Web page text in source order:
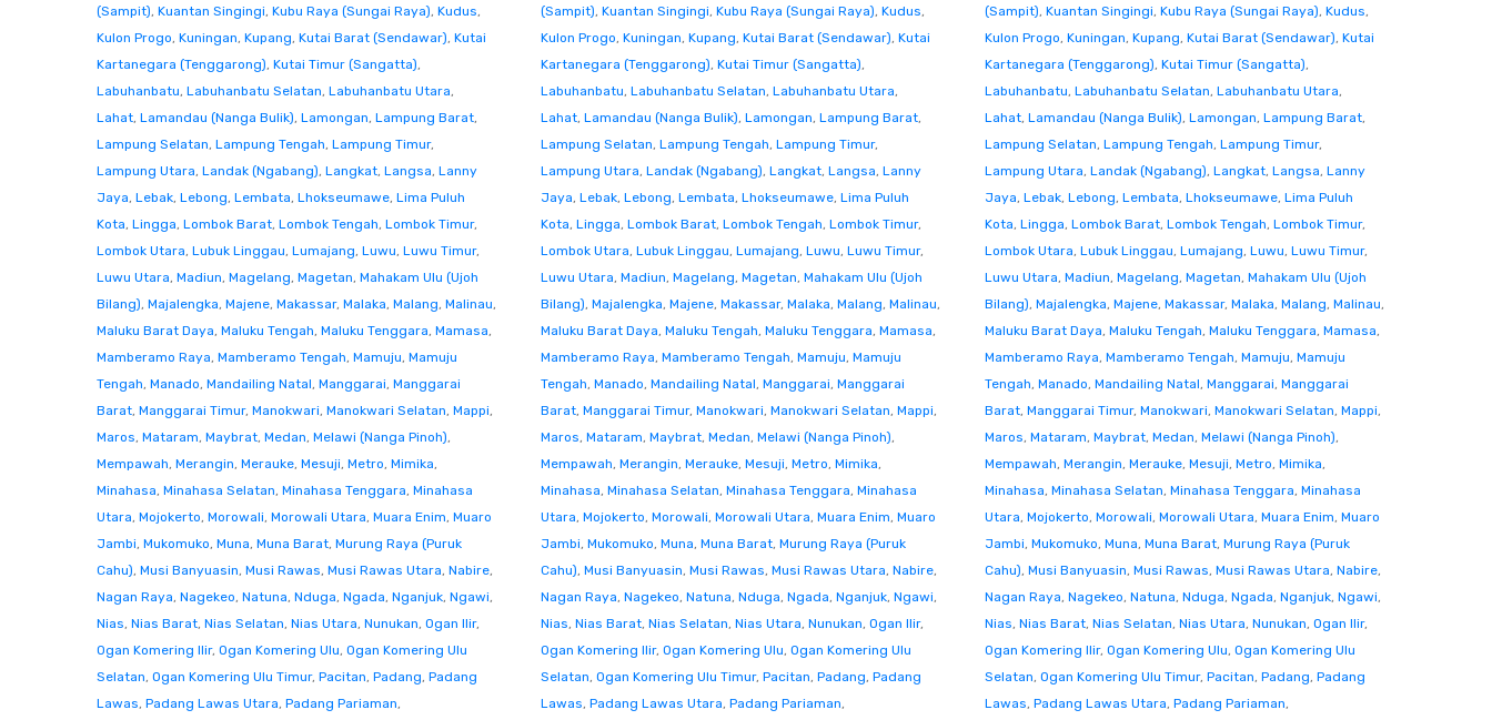
(Sampit), Kuantan Singingi, Kubu Raya (Sungai Raya), Kudus,
Kulon Progo, Kuningan, Kupang, Kutai Barat (Sendawar), Kutai
Kartanegara (Tenggarong), Kutai Timur (Sangatta),
Labuhanbatu, Labuhanbatu Selatan, Labuhanbatu Utara,
Lahat, Lamandau (Nanga Bulik), Lamongan, Lampung Barat,
Lampung Selatan, Lampung Tengah, Lampung Timur,
Lampung Utara, Landak (Ngabang), Langkat, Langsa, Lanny
Jaya, Lebak, Lebong, Lembata, Lhokseumawe, Lima Puluh
Kota, Lingga, Lombok Barat, Lombok Tengah, Lombok Timur,
Lombok Utara, Lubuk Linggau, Lumajang, Luwu, Luwu Timur,
Luwu Utara, Madiun, Magelang, Magetan, Mahakam Ulu (Ujoh
Bilang), Majalengka, Majene, Makassar, Malaka, Malang, Malinau,
Maluku Barat Daya, Maluku Tengah, Maluku Tenggara, Mamasa,
Mamberamo Raya, Mamberamo Tengah, Mamuju, Mamuju
Tengah, Manado, Mandailing Natal, Manggarai, Manggarai
Barat, Manggarai Timur, Manokwari, Manokwari Selatan, Mappi,
Maros, Mataram, Maybrat, Medan, Melawi (Nanga Pinoh),
Mempawah, Merangin, Merauke, Mesuji, Metro, Mimika,
Minahasa, Minahasa Selatan, Minahasa Tenggara, Minahasa
Utara, Mojokerto, Morowali, Morowali Utara, Muara Enim, Muaro
Jambi, Mukomuko, Muna, Muna Barat, Murung Raya (Puruk
Cahu), Musi Banyuasin, Musi Rawas, Musi Rawas Utara, Nabire,
Nagan Raya, Nagekeo, Natuna, Nduga, Ngada, Nganjuk, Ngawi,
Nias, Nias Barat, Nias Selatan, Nias Utara, Nunukan, Ogan Ilir,
Ogan Komering Ilir, Ogan Komering Ulu, Ogan Komering Ulu
Selatan, Ogan Komering Ulu Timur, Pacitan, Padang, Padang
Lawas, Padang Lawas Utara, Padang Pariaman,
(Sampit), Kuantan Singingi, Kubu Raya (Sungai Raya), Kudus,
Kulon Progo, Kuningan, Kupang, Kutai Barat (Sendawar), Kutai
Kartanegara (Tenggarong), Kutai Timur (Sangatta),
Labuhanbatu, Labuhanbatu Selatan, Labuhanbatu Utara,
Lahat, Lamandau (Nanga Bulik), Lamongan, Lampung Barat,
Lampung Selatan, Lampung Tengah, Lampung Timur,
Lampung Utara, Landak (Ngabang), Langkat, Langsa, Lanny
Jaya, Lebak, Lebong, Lembata, Lhokseumawe, Lima Puluh
Kota, Lingga, Lombok Barat, Lombok Tengah, Lombok Timur,
Lombok Utara, Lubuk Linggau, Lumajang, Luwu, Luwu Timur,
Luwu Utara, Madiun, Magelang, Magetan, Mahakam Ulu (Ujoh
Bilang), Majalengka, Majene, Makassar, Malaka, Malang, Malinau,
Maluku Barat Daya, Maluku Tengah, Maluku Tenggara, Mamasa,
Mamberamo Raya, Mamberamo Tengah, Mamuju, Mamuju
Tengah, Manado, Mandailing Natal, Manggarai, Manggarai
Barat, Manggarai Timur, Manokwari, Manokwari Selatan, Mappi,
Maros, Mataram, Maybrat, Medan, Melawi (Nanga Pinoh),
Mempawah, Merangin, Merauke, Mesuji, Metro, Mimika,
Minahasa, Minahasa Selatan, Minahasa Tenggara, Minahasa
Utara, Mojokerto, Morowali, Morowali Utara, Muara Enim, Muaro
Jambi, Mukomuko, Muna, Muna Barat, Murung Raya (Puruk
Cahu), Musi Banyuasin, Musi Rawas, Musi Rawas Utara, Nabire,
Nagan Raya, Nagekeo, Natuna, Nduga, Ngada, Nganjuk, Ngawi,
Nias, Nias Barat, Nias Selatan, Nias Utara, Nunukan, Ogan Ilir,
Ogan Komering Ilir, Ogan Komering Ulu, Ogan Komering Ulu
Selatan, Ogan Komering Ulu Timur, Pacitan, Padang, Padang
Lawas, Padang Lawas Utara, Padang Pariaman,
(Sampit), Kuantan Singingi, Kubu Raya (Sungai Raya), Kudus,
Kulon Progo, Kuningan, Kupang, Kutai Barat (Sendawar), Kutai
Kartanegara (Tenggarong), Kutai Timur (Sangatta),
Labuhanbatu, Labuhanbatu Selatan, Labuhanbatu Utara,
Lahat, Lamandau (Nanga Bulik), Lamongan, Lampung Barat,
Lampung Selatan, Lampung Tengah, Lampung Timur,
Lampung Utara, Landak (Ngabang), Langkat, Langsa, Lanny
Jaya, Lebak, Lebong, Lembata, Lhokseumawe, Lima Puluh
Kota, Lingga, Lombok Barat, Lombok Tengah, Lombok Timur,
Lombok Utara, Lubuk Linggau, Lumajang, Luwu, Luwu Timur,
Luwu Utara, Madiun, Magelang, Magetan, Mahakam Ulu (Ujoh
Bilang), Majalengka, Majene, Makassar, Malaka, Malang, Malinau,
Maluku Barat Daya, Maluku Tengah, Maluku Tenggara, Mamasa,
Mamberamo Raya, Mamberamo Tengah, Mamuju, Mamuju
Tengah, Manado, Mandailing Natal, Manggarai, Manggarai
Barat, Manggarai Timur, Manokwari, Manokwari Selatan, Mappi,
Maros, Mataram, Maybrat, Medan, Melawi (Nanga Pinoh),
Mempawah, Merangin, Merauke, Mesuji, Metro, Mimika,
Minahasa, Minahasa Selatan, Minahasa Tenggara, Minahasa
Utara, Mojokerto, Morowali, Morowali Utara, Muara Enim, Muaro
Jambi, Mukomuko, Muna, Muna Barat, Murung Raya (Puruk
Cahu), Musi Banyuasin, Musi Rawas, Musi Rawas Utara, Nabire,
Nagan Raya, Nagekeo, Natuna, Nduga, Ngada, Nganjuk, Ngawi,
Nias, Nias Barat, Nias Selatan, Nias Utara, Nunukan, Ogan Ilir,
Ogan Komering Ilir, Ogan Komering Ulu, Ogan Komering Ulu
Selatan, Ogan Komering Ulu Timur, Pacitan, Padang, Padang
Lawas, Padang Lawas Utara, Padang Pariaman,